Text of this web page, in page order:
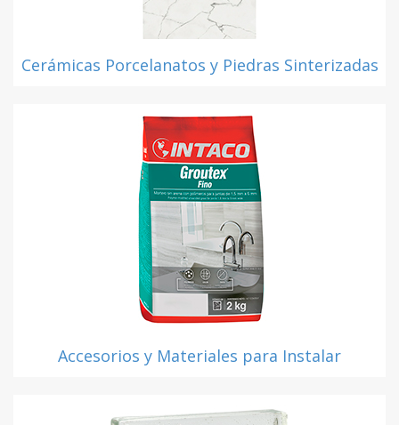
Cerámicas Porcelanatos y Piedras Sinterizadas
Accesorios y Materiales para Instalar